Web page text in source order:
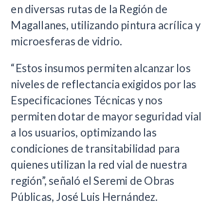
en diversas rutas de la Región de
Magallanes, utilizando pintura acrílica y
microesferas de vidrio.
“Estos insumos permiten alcanzar los
niveles de reflectancia exigidos por las
Especificaciones Técnicas y nos
permiten dotar de mayor seguridad vial
a los usuarios, optimizando las
condiciones de transitabilidad para
quienes utilizan la red vial de nuestra
región”, señaló el Seremi de Obras
Públicas, José Luis Hernández.